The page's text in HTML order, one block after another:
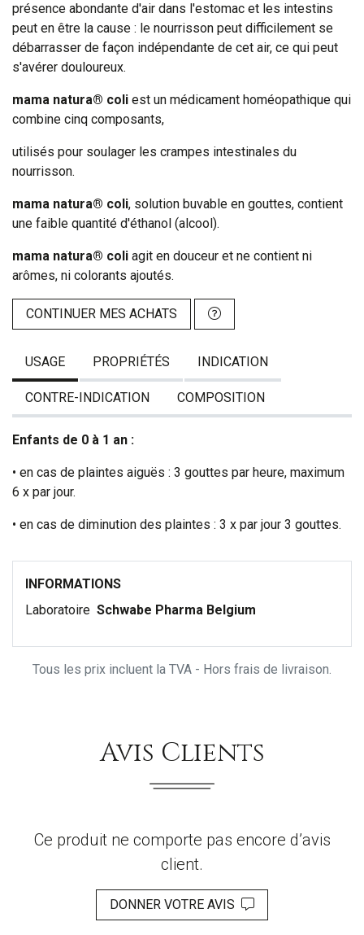
présence abondante d'air dans l'estomac et les intestins
peut en être la cause : le nourrisson peut difficilement se
débarrasser de façon indépendante de cet air, ce qui peut
s'avérer douloureux.
mama natura® coli est un médicament homéopathique qui
combine cinq composants,
utilisés pour soulager les crampes intestinales du
nourrisson.
mama natura® coli, solution buvable en gouttes, contient
une faible quantité d'éthanol (alcool).
mama natura® coli agit en douceur et ne contient ni
arômes, ni colorants ajoutés.
CONTINUER MES ACHATS
USAGE PROPRIÉTÉS INDICATION
CONTRE-INDICATION COMPOSITION
Enfants de 0 à 1 an :
• en cas de plaintes aiguës : 3 gouttes par heure, maximum
6 x par jour.
• en cas de diminution des plaintes : 3 x par jour 3 gouttes.
INFORMATIONS
Laboratoire Schwabe Pharma Belgium
Tous les prix incluent la TVA - Hors frais de livraison.
Avis Clients
Ce produit ne comporte pas encore d’avis
client.
DONNER VOTRE AVIS